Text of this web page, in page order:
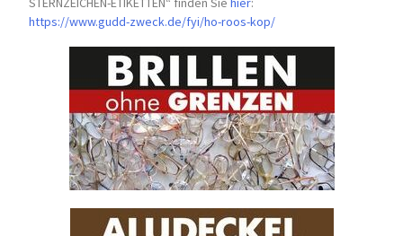
https://www.gudd-zweck.de/fyi/ho-roos-kop/